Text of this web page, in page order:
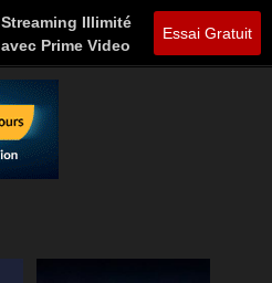
Streaming Illimité
avec Prime Video
Essai Gratuit